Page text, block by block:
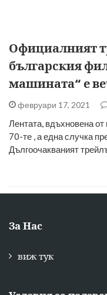
Официалният
българския
машината“ е
февруари 17, 2021
Лентата, вдъхновена
70-те , а една случка
Дългоочакваният
За Нас
виж тук